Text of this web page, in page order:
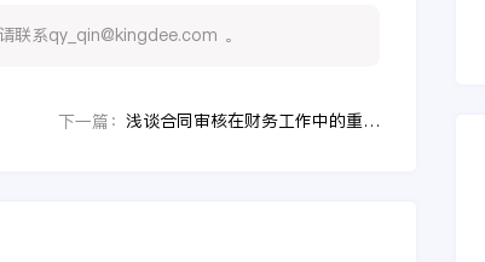
联系qy_qin@kingdee.com 。
下一篇： 浅谈合同审核在财务工作中的重要性